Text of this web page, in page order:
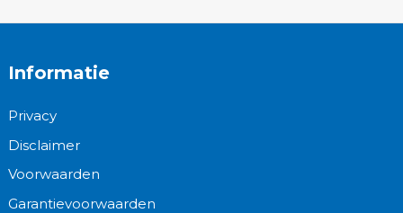
Informatie
Privacy
Disclaimer
Voorwaarden
Garantievoorwaarden